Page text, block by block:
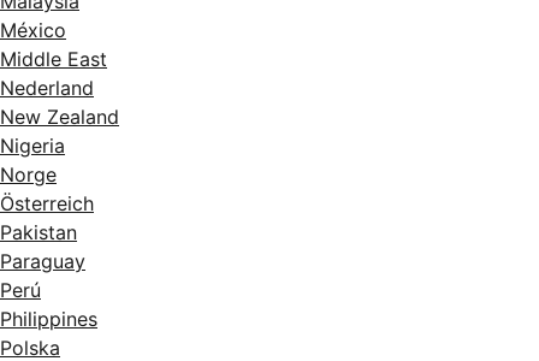
México
Middle East
Nederland
New Zealand
Nigeria
Norge
Österreich
Pakistan
Paraguay
Perú
Philippines
Polska